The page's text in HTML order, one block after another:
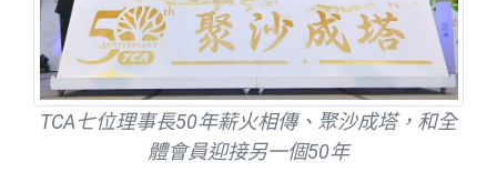
TCA七位理事長50年薪火相傳、聚沙成塔，和全
體會員迎接另一個50年